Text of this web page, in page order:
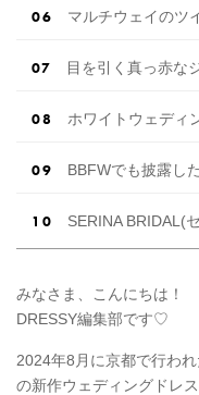
マルチウェイのツ
目を引く真っ赤な
ホワイトウェディ
BBFWでも披露し
SERINA BRIDAL(
みなさま、こんにちは！
DRESSY編集部です♡
2024年8月に京都で行わ
の新作ウェディングドレ